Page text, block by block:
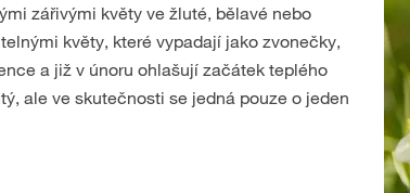
zářivými květy ve žluté, bělavé nebo
květy, které vypadají jako zvonečky,
a již v únoru ohlašují začátek teplého
ale ve skutečnosti se jedná pouze o jeden